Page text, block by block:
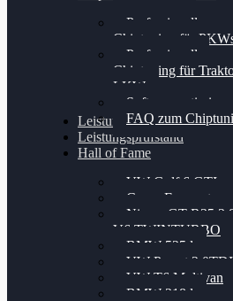
Professionelles
Chiptuning für
Professionelles
Chiptuning für
LKW
FAQ zum
Leistungsmessung
Leistungsprüfstand
Hall of Fame
VW Golf 6 GTI
Cupra Formentor
Nissan GT-R35
V6 TWINTURBO
BMW 525d
VW Passat 2.0TDI
VW T6 Multivan
BMW 318d